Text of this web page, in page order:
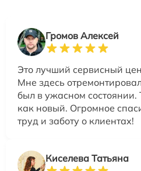
Громов Алексей
Это лучший сервисный
Мне здесь
был в ужасном состоянии.
как новый. Огромное
труд и заботу о клиентах!
Киселева Татьяна